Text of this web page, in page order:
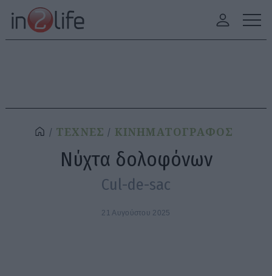
ΤΕΧΝΕΣ ΚΙΝΗΜΑΤΟΓΡΑΦΟΣ
Νύχτα δολοφόνων
Cul-de-sac
21 Αυγούστου 2025